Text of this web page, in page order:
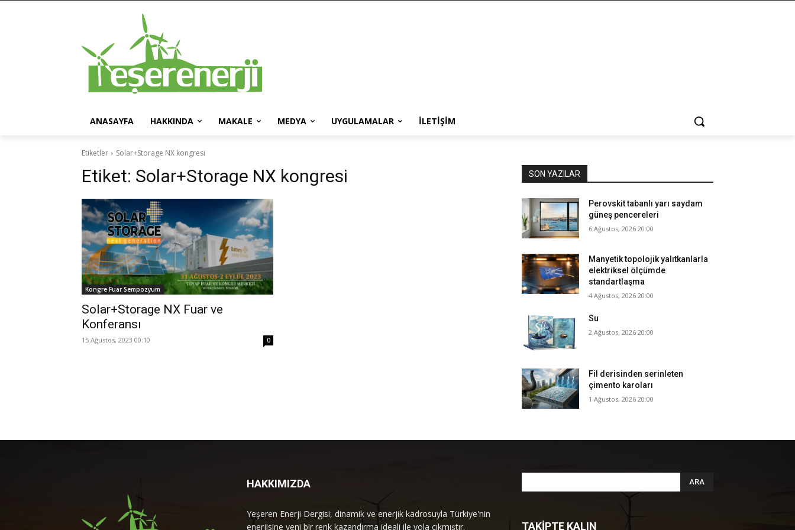
ANASAYFA HAKKINDA MAKALE MEDYA UYGULAMALAR İLETIŞIM
Etiketler Solar+Storage NX kongresi
Etiket: Solar+Storage NX kongresi
Kongre Fuar Sempozyum
Solar+Storage NX Fuar ve
Konferansı
15 Ağustos, 2023 00:10 0
SON YAZILAR
Perovskit tabanlı yarı saydam
güneş pencereleri
6 Ağustos, 2026 20:00
Manyetik topolojik yalıtkanlarla
elektriksel ölçümde
standartlaşma
4 Ağustos, 2026 20:00
Su
2 Ağustos, 2026 20:00
Fil derisinden serinleten
çimento karoları
1 Ağustos, 2026 20:00
HAKKIMIZDA
Yeşeren Enerji Dergisi, dinamik ve enerjik kadrosuyla Türkiye'nin
enerjisine yeni bir renk kazandırma ideali ile yola çıkmıştır.
ARA
TAKİPTE KALIN